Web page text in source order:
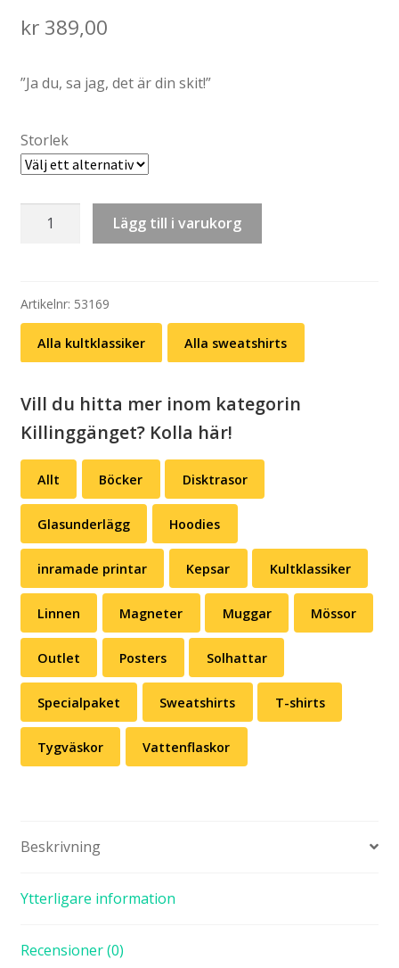
kr389,00
”Ja du, sa jag, det är din skit!”
Storlek
Sweatshirt:
är
nå
me
Sundström)
mängd
Lägg till i varukorg
Artikelnr: 53169
Alla kultklassiker Alla sweatshirts
Vill du hitta mer inom kategorin
Killinggänget? Kolla här!
Allt Böcker Disktrasor
Glasunderlägg Hoodies
inramade printar Kepsar Kultklassiker
Linnen Magneter Muggar Mössor
Outlet Posters Solhattar
Specialpaket Sweatshirts T-shirts
Tygväskor Vattenflaskor
Beskrivning
Ytterligare information
Recensioner (0)